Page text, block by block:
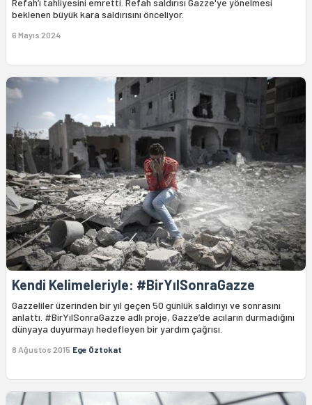
beklenen büyük kara saldırısını önceliyor.
6 Mayıs 2024
Kendi Kelimeleriyle: #BirYılSonraGazze
Gazzeliler üzerinden bir yıl geçen 50 günlük saldırıyı ve sonrasını
anlattı. #BirYılSonraGazze adlı proje, Gazze’de acıların durmadığını
dünyaya duyurmayı hedefleyen bir yardım çağrısı.
8 Ağustos 2015 Ege Öztokat